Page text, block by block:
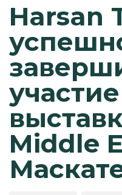
Harsan
Middle